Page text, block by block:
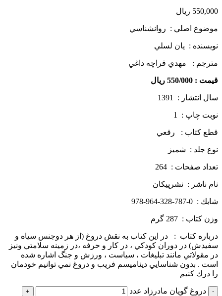
550,000 ریال
موضوع اصلي : روانشناسي
نويسنده : يان لسلي
مترجم : مهدي قراچه داغي
قيمت : 550/000 ريال
سال انتشار : 1391
نوبت چاپ : 1
قطع كتاب : رقعي
نوع جلد : شميز
تعداد صفحات : 264
نام ناشر : نشرپيكان
شابك : 0-787-328-964-978
وزن كتاب : 287 گرم
درباره كتاب : در اين كتاب به نقش دروغ (از هر دوجنس سياه و
سفيدش) در دوران كودكي ، در كار و حرفه ،در زمينه سلامتي ونيز
در مقولاتي مانند تبليغات ، سياست ، ورزش و جنگ اشاره شده
است . بدون شناسايي ديناميسم فريب و دروغ نمي توانيم خودمان
را درك كنيم
دروغ گویان مادرزاد عدد